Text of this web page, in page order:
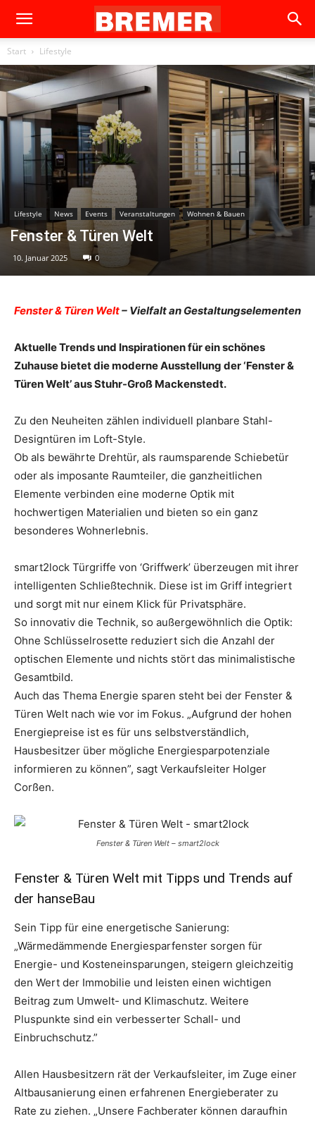
Start Lifestyle
Lifestyle News Events Veranstaltungen Wohnen & Bauen
Fenster & Türen Welt
10. Januar 2025 0
Fenster & Türen Welt– Vielfalt an Gestaltungselementen
Aktuelle Trends und Inspirationen für ein schönes
Zuhause bietet die moderne Ausstellung der ‘Fenster &
Türen Welt’ aus Stuhr-Groß Mackenstedt.
Zu den Neuheiten zählen individuell planbare Stahl-
Designtüren im Loft-Style.
Ob als bewährte Drehtür, als raumsparende Schiebetür
oder als imposante Raumteiler, die ganzheitlichen
Elemente verbinden eine moderne Optik mit
hochwertigen Materialien und bieten so ein ganz
besonderes Wohnerlebnis.
smart2lock Türgriffe von ‘Griffwerk’ überzeugen mit ihrer
intelligenten Schließtechnik. Diese ist im Griff integriert
und sorgt mit nur einem Klick für Privatsphäre.
So innovativ die Technik, so außergewöhnlich die Optik:
Ohne Schlüsselrosette reduziert sich die Anzahl der
optischen Elemente und nichts stört das minimalistische
Gesamtbild.
Auch das Thema Energie sparen steht bei der Fenster &
Türen Welt nach wie vor im Fokus. „Aufgrund der hohen
Energiepreise ist es für uns selbstverständlich,
Hausbesitzer über mögliche Energiesparpotenziale
informieren zu können”, sagt Verkaufsleiter Holger
Corßen.
Fenster & Türen Welt – smart2lock
Fenster & Türen Welt mit Tipps und Trends auf
der hanseBau
Sein Tipp für eine energetische Sanierung:
„Wärmedämmende Energiesparfenster sorgen für
Energie- und Kostenein­spa­rungen, steigern gleichzeitig
den Wert der Immobilie und leisten einen wichtigen
Beitrag zum Umwelt- und Klimaschutz. Weitere
Pluspunkte sind ein verbesserter Schall- und
Einbruchschutz.”
Allen Hausbesitzern rät der Verkaufsleiter, im Zuge einer
Altbausanierung einen erfahrenen Energieberater zu
Rate zu ziehen. „Unsere Fachberater können daraufhin